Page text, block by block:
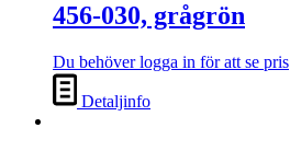
456-030, grågrön
Du behöver logga in för att se pris
Detaljinfo